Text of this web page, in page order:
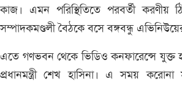
কাজ। এমন পরিস্থিতিতে পরবর্তী করণীয়
সম্পাদকমণ্ডলী বৈঠকে বসে বঙ্গবন্ধু এভিনিউয়ের
এতে গণভবন থেকে ভিডিও কনফারেন্সে
প্রধানমন্ত্রী শেখ হাসিনা। এ সময় করোনা